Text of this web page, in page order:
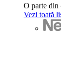
O parte din
Vezi toată